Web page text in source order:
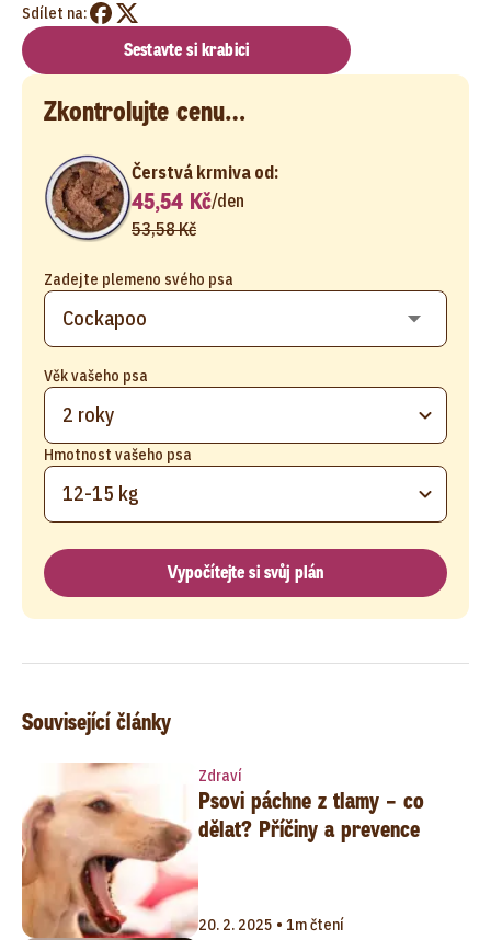
Sdílet na:
Sestavte si krabici
Zkontrolujte cenu…
Zadejte plemeno svého psa
Věk vašeho psa
2 roky
Hmotnost vašeho psa
12-15 kg
Čerstvá krmiva od:
45,54 Kč/den
53,58 Kč
Vypočítejte si svůj plán
Související články
Zdraví
Psovi páchne z tlamy – co
dělat? Příčiny a prevence
20. 2. 2025 • 1m čtení